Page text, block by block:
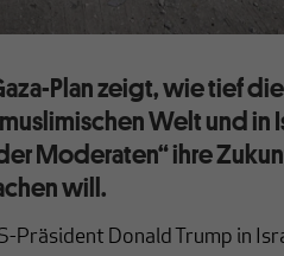
Plan zeigt, wie tief
Welt und in
Moderaten“ ihre
will.
Präsident Donald Trump in